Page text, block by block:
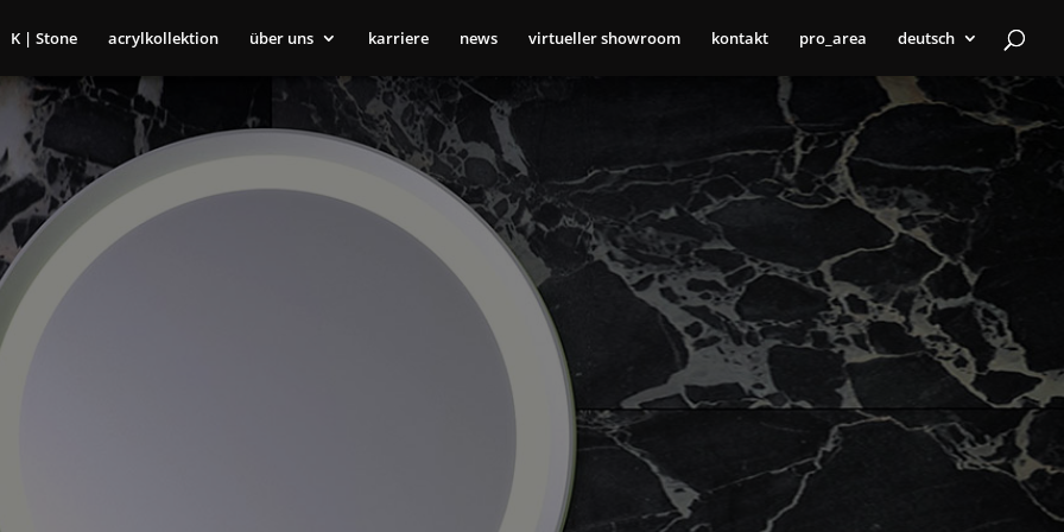
K | Stone acrylkollektion über uns karriere news virtueller showroom kontakt pro_area deutsch